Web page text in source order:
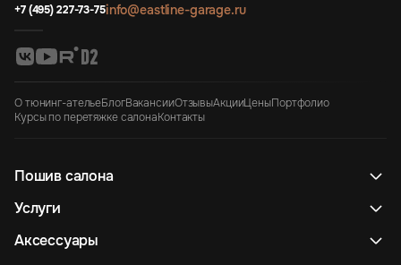
+7 (495) 227-73-75info@eastline-garage.ru
О тюнинг-ательеБлогВакансииОтзывыАкцииЦеныПортфолио
Курсы по перетяжке салонаКонтакты
Пошив салона
Услуги
Аксессуары